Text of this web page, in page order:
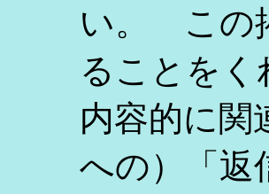
い。 この
ることを
内容的に関
への）「返